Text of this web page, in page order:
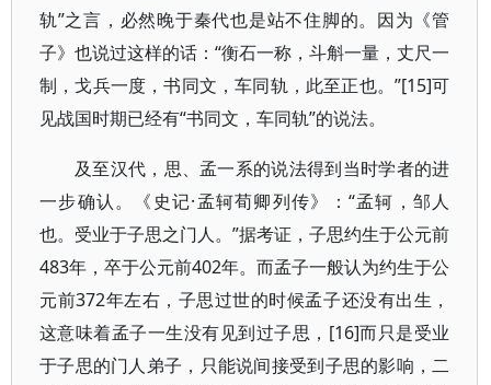
轨”之言，必然晚于秦代也是站不住脚的。因为《管
子》也说过这样的话：“衡石一称，斗斛一量，丈尺一
制，戈兵一度，书同文，车同轨，此至正也。”[15]可
见战国时期已经有“书同文，车同轨”的说法。
及至汉代，思、孟一系的说法得到当时学者的进
一步确认。《史记·孟轲荀卿列传》：“孟轲，邹人
也。受业于子思之门人。”据考证，子思约生于公元前
483年，卒于公元前402年。而孟子一般认为约生于公
元前372年左右，子思过世的时候孟子还没有出生，
这意味着孟子一生没有见到过子思，[16]而只是受业
于子思的门人弟子，只能说间接受到子思的影响，二